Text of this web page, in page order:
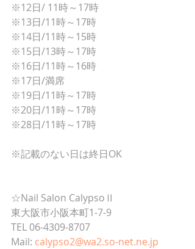
※12日/ 11時～17時
※13日/11時～17時
※14日/11時～15時
※15日/13時～17時
※16日/11時～16時
※17日/満席
※19日/11時～17時
※20日/11時～17時
※28日/11時～17時
※記載のない日は終日OK
☆Nail Salon CalypsoⅡ
東大阪市小阪本町1-7-9
TEL 06-4309-8707
Mail: calypso2@wa2.so-net.ne.jp